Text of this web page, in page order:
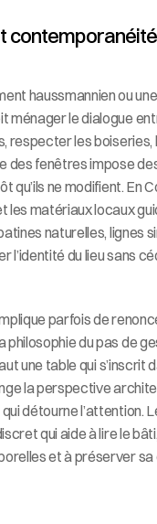
haussmannien ou
ménager le dialogue
respecter les boiseries,
des fenêtres impose
qu’ils ne modifient. En
les matériaux locaux
naturelles, lignes
l’identité du lieu sans
parfois de
philosophie du pas de
une table qui s’inscrit
la perspective
détourne l’attention.
qui aide à lire le
et à préserver sa